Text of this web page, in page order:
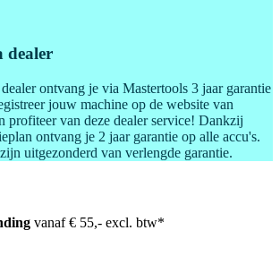
dealer
ontvang je via Mastertools 3 jaar garantie
jouw machine op de website van
profiteer van deze dealer service! Dankzij
ontvang je 2 jaar garantie op alle accu's.
uitgezonderd van verlengde garantie.
vanaf € 55,- excl. btw*